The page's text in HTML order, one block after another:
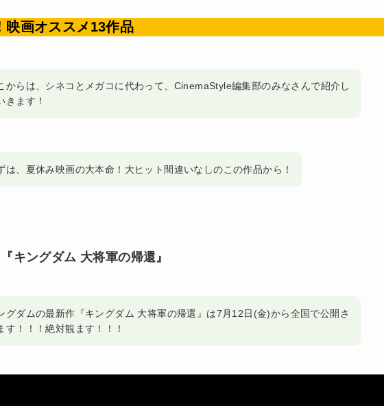
映画オススメ13作品
からは、シネコとメガコに代わって、CinemaStyle編集部のみなさんで紹介し
きます！
は、夏休み映画の大本命！大ヒット間違いなしのこの作品から！
キングダム 大将軍の帰還』
グダムの最新作『キングダム 大将軍の帰還』は7月12日(金)から全国で公開さ
す！！！絶対観ます！！！